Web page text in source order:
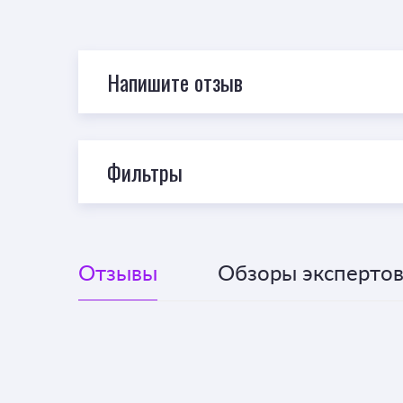
Напишите отзыв
Фильтры
Отзывы Обзоры